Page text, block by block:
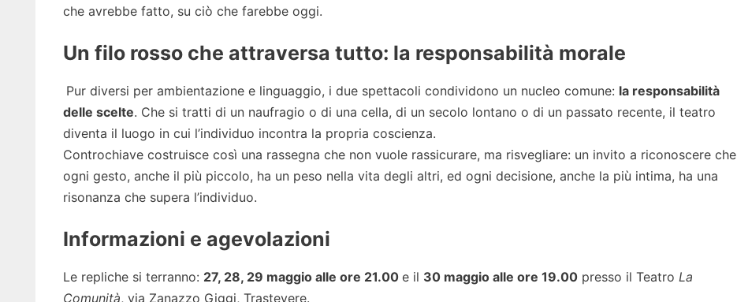
che avrebbe fatto, su ciò che farebbe oggi.
Un filo rosso che attraversa tutto: la responsabilità morale
Pur diversi per ambientazione e linguaggio, i due spettacoli condividono un nucleo comune: la responsabilità
delle scelte. Che si tratti di un naufragio o di una cella, di un secolo lontano o di un passato recente, il teatro
diventa il luogo in cui l’individuo incontra la propria coscienza.
Controchiave costruisce così una rassegna che non vuole rassicurare, ma risvegliare: un invito a riconoscere che
ogni gesto, anche il più piccolo, ha un peso nella vita degli altri, ed ogni decisione, anche la più intima, ha una
risonanza che supera l’individuo.
Informazioni e agevolazioni
Le repliche si terranno: 27, 28, 29 maggio alle ore 21.00 e il 30 maggio alle ore 19.00presso il Teatro La
Comunità, via Zanazzo Giggi, Trastevere.